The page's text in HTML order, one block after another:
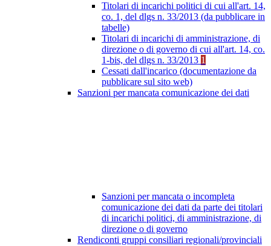
Titolari di incarichi politici di cui all'art. 14,
co. 1, del dlgs n. 33/2013 (da pubblicare in
tabelle)
Titolari di incarichi di amministrazione, di
direzione o di governo di cui all'art. 14, co.
1-bis, del dlgs n. 33/2013 1
Cessati dall'incarico (documentazione da
pubblicare sul sito web)
Sanzioni per mancata comunicazione dei dati
Sanzioni per mancata o incompleta
comunicazione dei dati da parte dei titolari
di incarichi politici, di amministrazione, di
direzione o di governo
Rendiconti gruppi consiliari regionali/provinciali